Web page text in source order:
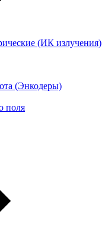
(ИК излучения)
(Энкодеры)
поля